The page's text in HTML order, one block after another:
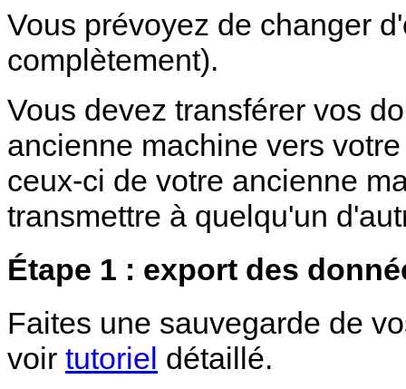
Vous prévoyez de changer
complètement).
Vous devez transférer vos
ancienne machine vers
ceux-ci de votre ancienne
transmettre à quelqu'un
Étape 1 : export des
Faites une sauvegarde de
voir tutoriel détaillé.